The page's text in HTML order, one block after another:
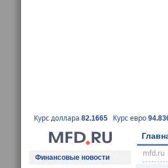
Курс доллара 82.1665 Курс евро
Финансовые новости
mfd.ru